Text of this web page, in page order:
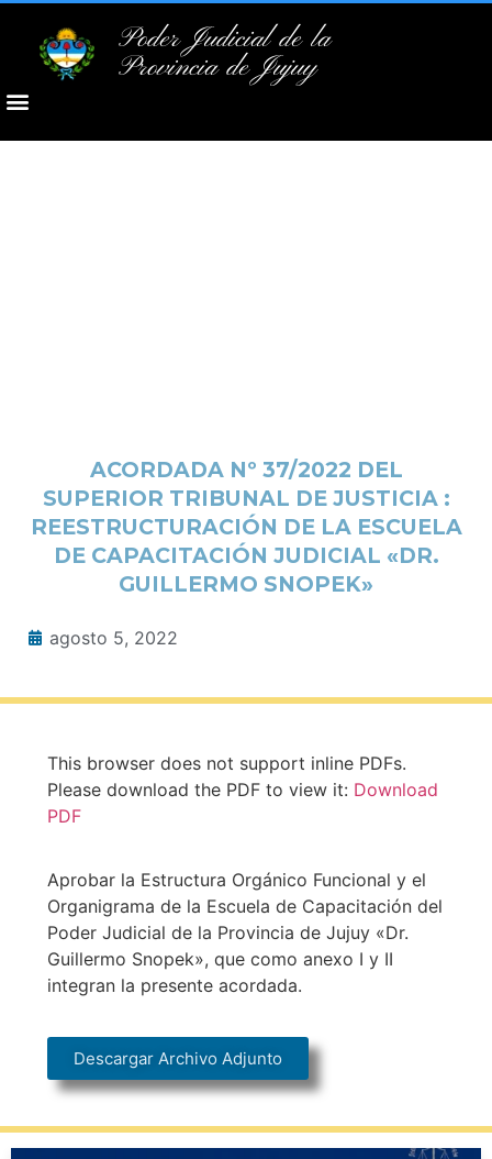
Poder Judicial de la
Provincia de Jujuy
ACORDADA Nº 37/2022 DEL
SUPERIOR TRIBUNAL DE JUSTICIA :
REESTRUCTURACIÓN DE LA ESCUELA
DE CAPACITACIÓN JUDICIAL «DR.
GUILLERMO SNOPEK»
agosto 5, 2022
This browser does not support inline PDFs.
Please download the PDF to view it: Download
PDF
Aprobar la Estructura Orgánico Funcional y el
Organigrama de la Escuela de Capacitación del
Poder Judicial de la Provincia de Jujuy «Dr.
Guillermo Snopek», que como anexo I y II
integran la presente acordada.
Descargar Archivo Adjunto